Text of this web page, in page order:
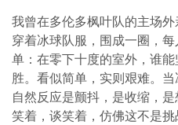
我曾在多伦多枫叶队的主场
穿着冰球队服，围成一圈，
单：在零下十度的室外，谁
胜。看似简单，实则艰难。
自然反应是颤抖，是收缩，
笑着，谈笑着，仿佛这不是挑